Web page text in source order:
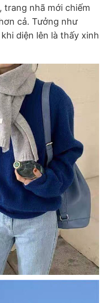
trang nhã mới chiếm
cả. Tưởng như
diện lên là thấy xinh